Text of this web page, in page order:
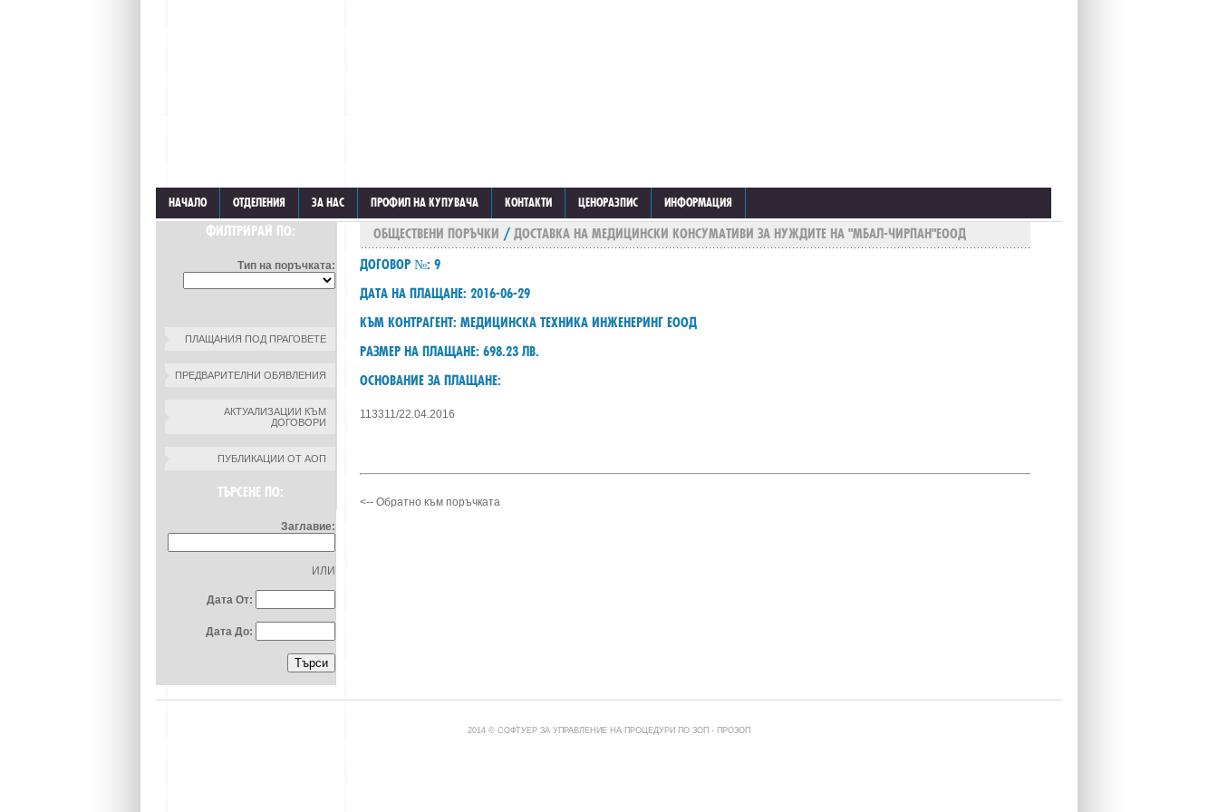
НАЧАЛО ОТДЕЛЕНИЯ ЗА НАС ПРОФИЛ НА КУПУВАЧА КОНТАКТИ ЦЕНОРАЗПИС ИНФОРМАЦИЯ
ФИЛТРИРАЙ ПО:
Тип на поръчката:
ПЛАЩАНИЯ ПОД ПРАГОВЕТЕ
ПРЕДВАРИТЕЛНИ ОБЯВЛЕНИЯ
АКТУАЛИЗАЦИИ КЪМ
ДОГОВОРИ
ПУБЛИКАЦИИ ОТ АОП
ТЪРСЕНЕ ПО:
Заглавие:
ИЛИ
Дата От:
Дата До:
ОБЩЕСТВЕНИ ПОРЪЧКИ / ДОСТАВКА НА МЕДИЦИНСКИ КОНСУМАТИВИ ЗА НУЖДИТЕ НА "МБАЛ-ЧИРПАН"ЕООД
ДОГОВОР №: 9
ДАТА НА ПЛАЩАНЕ: 2016-06-29
КЪМ КОНТРАГЕНТ: МЕДИЦИНСКА ТЕХНИКА ИНЖЕНЕРИНГ ЕООД
РАЗМЕР НА ПЛАЩАНЕ: 698.23 ЛВ.
ОСНОВАНИЕ ЗА ПЛАЩАНЕ:
113311/22.04.2016
<-- Обратно към поръчката
2014 © СОФТУЕР ЗА УПРАВЛЕНИЕ НА ПРОЦЕДУРИ ПО ЗОП - ПРОЗОП